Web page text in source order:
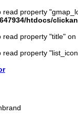
read property
htdocs/
read property "title" on
read property